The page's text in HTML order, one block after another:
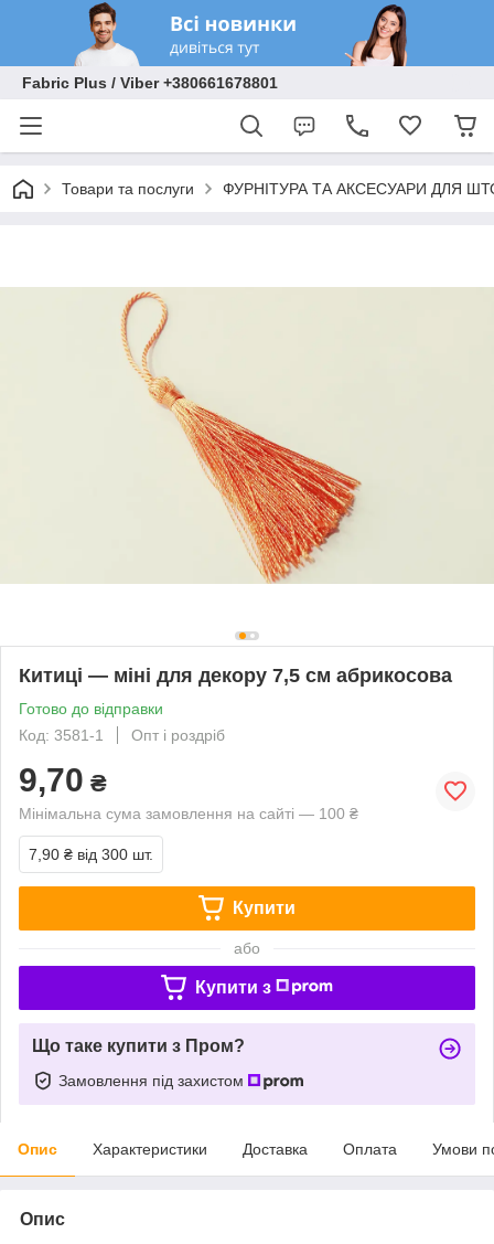
Fabric Plus / Viber +380661678801
Товари та послуги ФУРНІТУРА ТА АКСЕСУАРИ ДЛЯ
Китиці — міні для декору 7,5 см абрикосова
Готово до відправки
Код: 3581-1
Опт і роздріб
9,70 ₴
Мінімальна сума замовлення на сайті — 100 ₴
7,90 ₴ від 300 шт.
Купити
або
Купити з
Що таке купити з Пром?
Замовлення під захистом
Опис Характеристики Доставка Оплата Умови
Опис